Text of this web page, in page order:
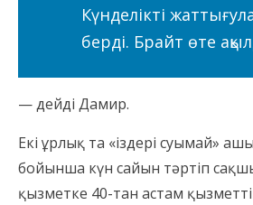
Күнделікті
берді. Брайт өте
— дейді Дамир.
Екі ұрлық та «іздері суымай»
бойынша күн сайын тәртіп
қызметке 40-тан астам